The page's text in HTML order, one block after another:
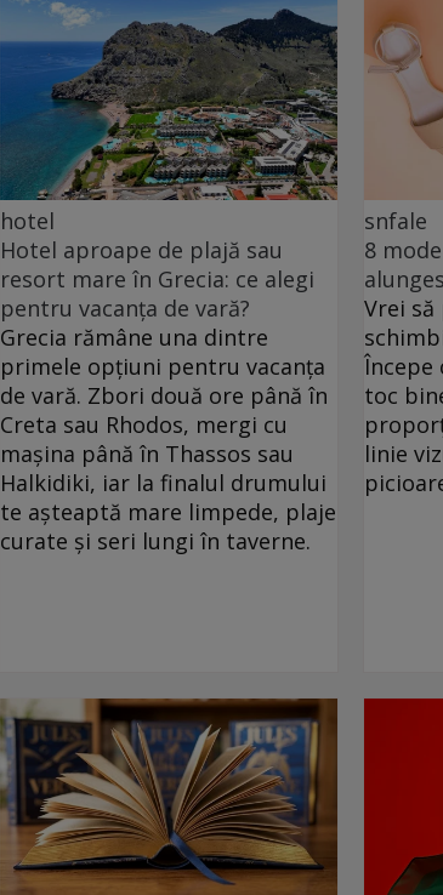
hotel
Hotel aproape de plajă sau
resort mare în Grecia: ce alegi
pentru vacanța de vară?
Grecia rămâne una dintre
primele opțiuni pentru vacanța
de vară. Zbori două ore până în
Creta sau Rhodos, mergi cu
mașina până în Thassos sau
Halkidiki, iar la finalul drumului
te așteaptă mare limpede, plaje
curate și seri lungi în taverne.
snfale
8
Vrei
Începe
toc
linie